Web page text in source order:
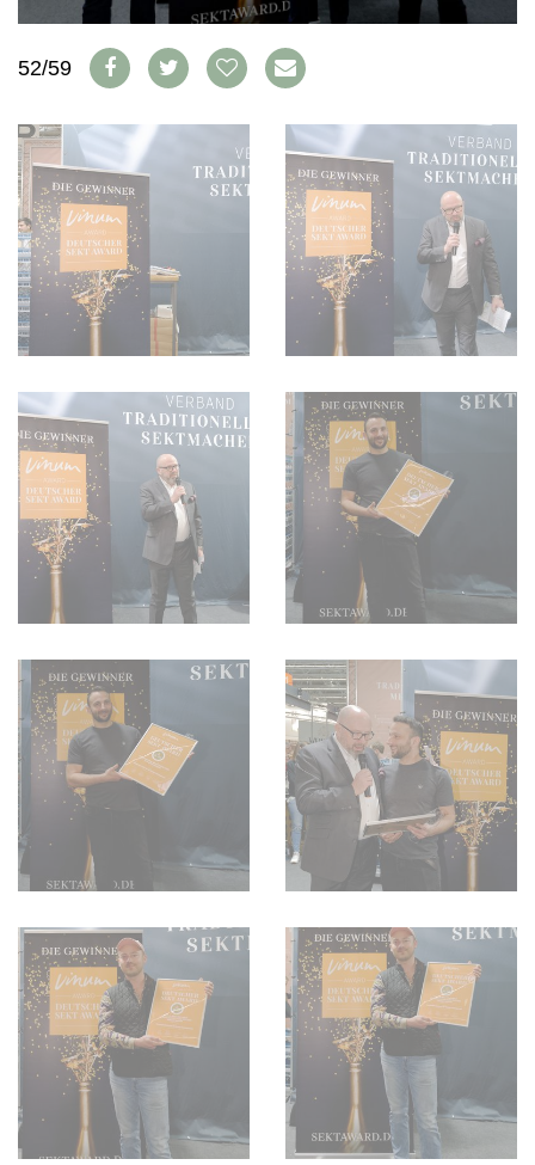
ABO
AUSGABE
ARCHIV
BÜCHER
WEINSZENE
VINOPHILES
ANMELDEN
GEWINNSPIELE
VORTEILSWELT
TRINKREIFETABELLE
ABO
WEINSUCHE
NEWSLETTER
WINE TRADE CLUB
REDAKTION
WERBUNG
PRESSE
IMPRESSUM
AGB & DATENSCHUTZ
FAQ
52/59